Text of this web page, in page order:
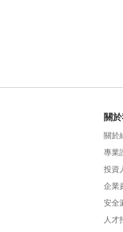
關
關於
專業
投資
企業
安全
人才